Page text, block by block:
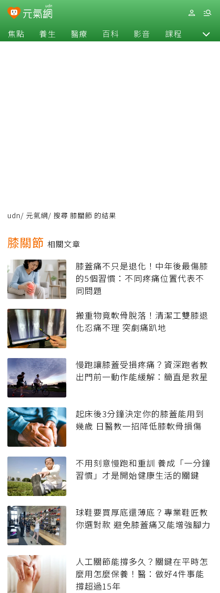
焦點 養生 醫療 百科 影音 課程 退休
udn/ 元氣網/ 搜尋 膝關節 的結果
膝關節 相關文章
膝蓋痛不只是退化！中年後最傷膝
的5個習慣：不同疼痛位置代表不
同問題
搬重物竟軟骨脫落！清潔工雙膝退
化忍痛不理 突劇痛趴地
慢跑讓膝蓋受損疼痛？資深跑者教
出門前一動作能緩解：簡直是救星
起床後3分鐘決定你的膝蓋能用到
幾歲 日醫教一招降低膝軟骨損傷
不用刻意慢跑和重訓 養成「一分鐘
習慣」才是開始健康生活的關鍵
球鞋要買厚底還薄底？專業鞋匠教
你選對款 避免膝蓋痛又能增強腳力
人工關節能撐多久？關鍵在平時怎
麼用怎麼保養！醫：做好4件事能
撐超過15年